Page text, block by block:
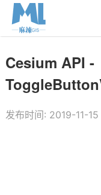
Cesium API -
发布时间: 2019-11-15